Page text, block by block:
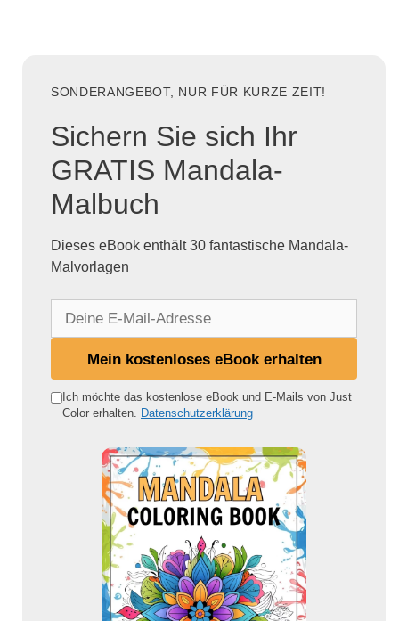
SONDERANGEBOT, NUR FÜR KURZE ZEIT!
Sichern Sie sich Ihr
GRATIS Mandala-
Malbuch
Dieses eBook enthält 30 fantastische Mandala-
Malvorlagen
e
Mein kostenloses eBook erhalten
Ich möchte das kostenlose eBook und E-Mails von Just
Color erhalten. Datenschutzerklärung